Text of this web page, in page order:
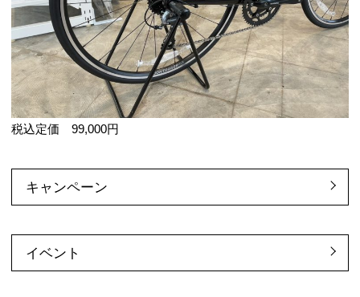
税込定価 99,000円
キャンペーン
イベント